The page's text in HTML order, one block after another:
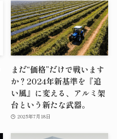
まだ“価格”だけで戦います
か？2024年新基準を『追
い風』に変える、アルミ架
台という新たな武器。
2025年7月18日